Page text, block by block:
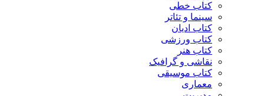
کتاب خطی
سینما و تئاتر
کتاب ادیان
کتاب ورزشی
کتاب هنر
نقاشی و گرافیک
کتاب موسیقی
معماری